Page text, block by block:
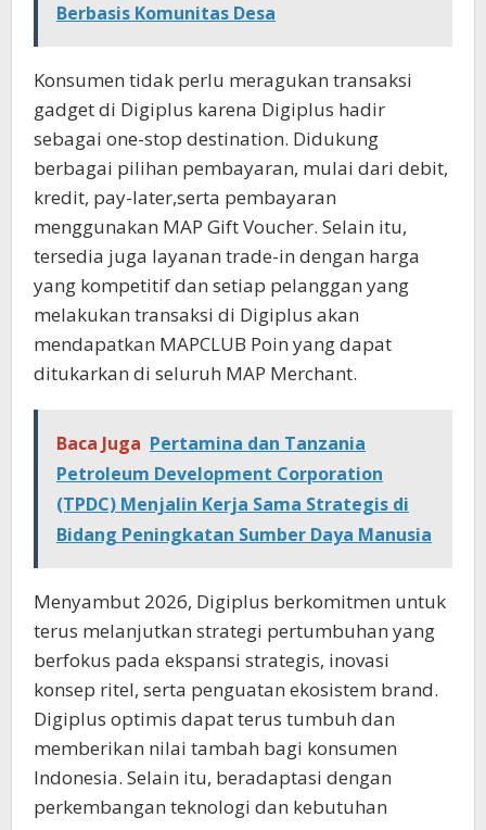
Berbasis Komunitas Desa
Konsumen tidak perlu meragukan transaksi
gadget di Digiplus karena Digiplus hadir
sebagai one-stop destination. Didukung
berbagai pilihan pembayaran, mulai dari debit,
kredit, pay-later,serta pembayaran
menggunakan MAP Gift Voucher. Selain itu,
tersedia juga layanan trade-in dengan harga
yang kompetitif dan setiap pelanggan yang
melakukan transaksi di Digiplus akan
mendapatkan MAPCLUB Poin yang dapat
ditukarkan di seluruh MAP Merchant.
Baca Juga Pertamina dan Tanzania
Petroleum Development Corporation
(TPDC) Menjalin Kerja Sama Strategis di
Bidang Peningkatan Sumber Daya Manusia
Menyambut 2026, Digiplus berkomitmen untuk
terus melanjutkan strategi pertumbuhan yang
berfokus pada ekspansi strategis, inovasi
konsep ritel, serta penguatan ekosistem brand.
Digiplus optimis dapat terus tumbuh dan
memberikan nilai tambah bagi konsumen
Indonesia. Selain itu, beradaptasi dengan
perkembangan teknologi dan kebutuhan